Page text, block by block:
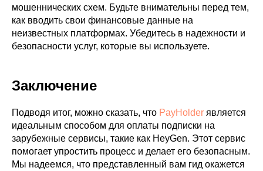
мошеннических схем. Будьте внимательны перед тем,
как вводить свои финансовые данные на
неизвестных платформах. Убедитесь в надежности и
безопасности услуг, которые вы используете.
Заключение
Подводя итог, можно сказать, что PayHolder является
идеальным способом для оплаты подписки на
зарубежные сервисы, такие как HeyGen. Этот сервис
помогает упростить процесс и делает его безопасным.
Мы надеемся, что представленный вам гид окажется